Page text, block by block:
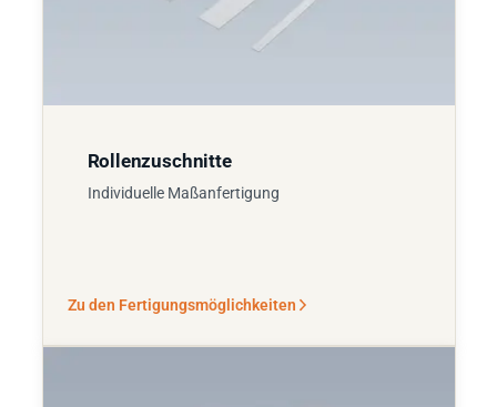
Rollenzuschnitte
Individuelle Maßanfertigung
Zu den Fertigungsmöglichkeiten